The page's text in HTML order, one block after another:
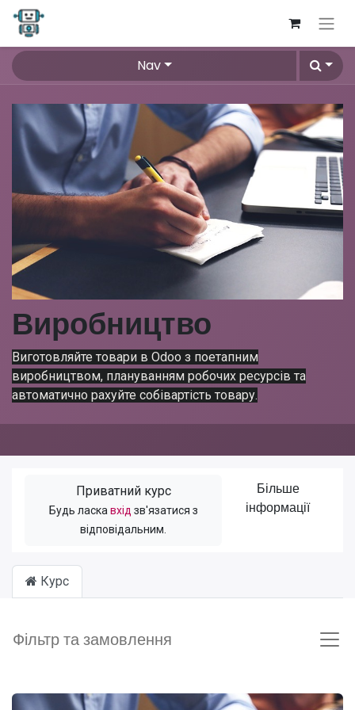
Nav
Виробництво
Виготовляйте товари в Odoo з поетапним
виробництвом, плануванням робочих ресурсів та
автоматично рахуйте собівартість товару.
Приватний курс
Будь ласка вхід зв'язатися з
відповідальним.
Більше
інформації
Курс
Фільтр та замовлення